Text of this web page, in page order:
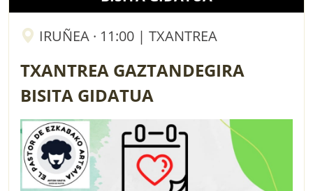
IRUÑEA · 11:00 | TXANTREA
TXANTREA GAZTANDEGIRA
BISITA GIDATUA